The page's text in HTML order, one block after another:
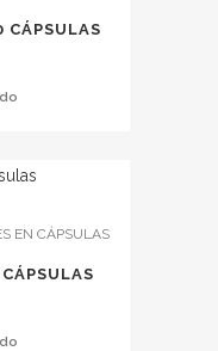
CÁPSULAS
EN CÁPSULAS